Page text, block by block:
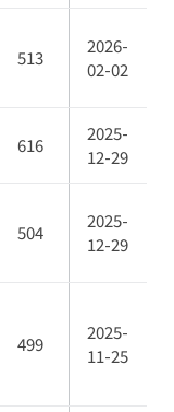
513
2026-
02-02
616
2025-
12-29
504
2025-
12-29
499
2025-
11-25